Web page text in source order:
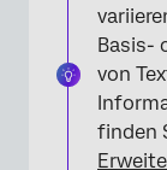
Basis-
von
finden